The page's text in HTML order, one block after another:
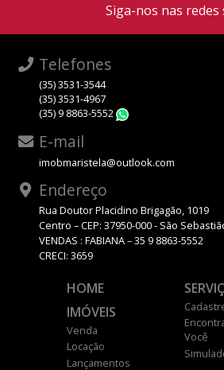
Siga-nos nas redes
Telefones
(35) 3531-3544
(35) 3531-4967
(35) 9 8863-5552
E-mail
imobmaristela@outlook.com
Endereço
Rua Doutor Placidino Brigagão, 1019
Centro – CEP: 37950-000 - São
VENDAS : FABIANA – 35 9 8863-5552
CRECI: 3659
HOME
IMÓVEIS
Venda
Locação
Lançamentos
Você